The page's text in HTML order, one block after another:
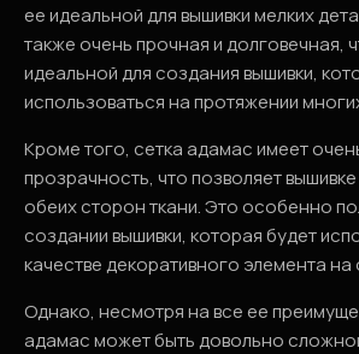
ее идеальной для вышивки мелких
также очень прочная и долговечная,
идеальной для создания вышивки,
использоваться на протяжении
Кроме того, сетка адамас имеет
прозрачность, что позволяет
обеих сторон ткани. Это особенно
создании вышивки, которая будет
качестве декоративного элемента на
Однако, несмотря на все ее
адамас может быть довольно